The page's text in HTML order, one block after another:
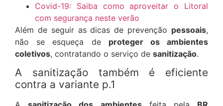
Covid-19: Saiba como aproveitar o Litoral
com segurança neste verão
Além de seguir as dicas de prevenção pessoais,
não se esqueça de proteger os ambientes
coletivos, contratando o serviço de sanitização.
A sanitização também é eficiente
contra a variante p.1